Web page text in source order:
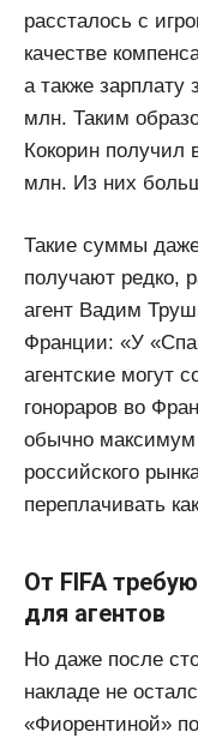
рассталось с
качестве
а также зарплату
млн. Таким
Кокорин получил
млн. Из них
Такие суммы
получают редко,
агент Вадим
Франции: «У
агентские могут
гонораров во
обычно максимум
российского
переплачивать
От FIFA
для агентов
Но даже после
накладе не
«Фиорентиной»